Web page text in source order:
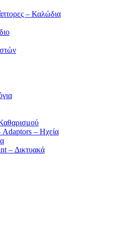
– Καλώδια
– Ηχεία
– Δικτυακά